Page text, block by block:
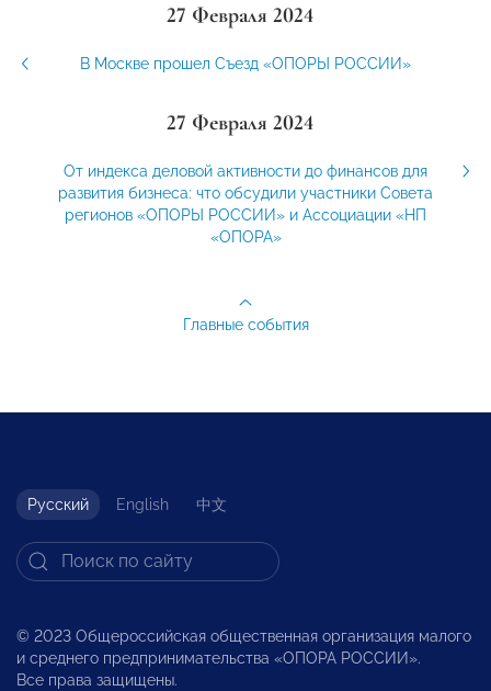
27 Февраля 2024
В Москве прошел Съезд «ОПОРЫ РОССИИ»
27 Февраля 2024
От индекса деловой активности до финансов для
развития бизнеса: что обсудили участники Совета
регионов «ОПОРЫ РОССИИ» и Ассоциации «НП
«ОПОРА»
Главные события
Русский English 中文
© 2023 Общероссийская общественная организация малого
и среднего предпринимательства «ОПОРА РОССИИ».
Все права защищены.